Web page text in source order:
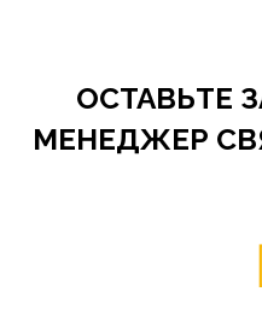
ОСТАВЬТЕ
МЕНЕДЖЕР